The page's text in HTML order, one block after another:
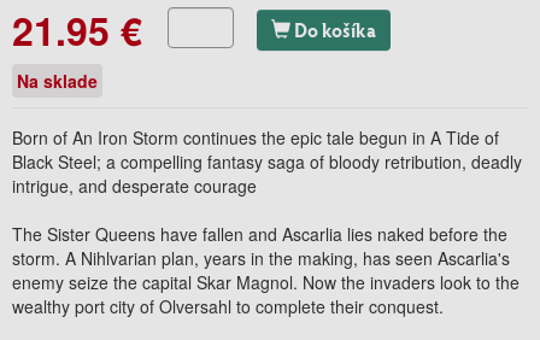
21.95 € Do košíka
Na sklade
Born of An Iron Storm continues the epic tale begun in A Tide of
Black Steel; a compelling fantasy saga of bloody retribution, deadly
intrigue, and desperate courage
The Sister Queens have fallen and Ascarlia lies naked before the
storm. A Nihlvarian plan, years in the making, has seen Ascarlia's
enemy seize the capital Skar Magnol. Now the invaders look to the
wealthy port city of Olversahl to complete their conquest.